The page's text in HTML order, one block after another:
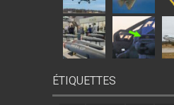
ÉTIQUETTES